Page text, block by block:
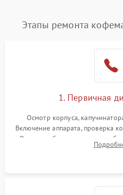
Этапы ремонта
1. Первичная
Осмотр корпуса,
Включение аппарата, проверка
Оценка работы помпы,
Измерение температуры и